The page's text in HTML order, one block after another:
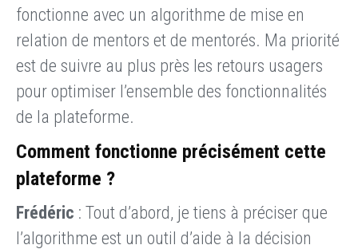
fonctionne avec un algorithme de mise en
relation de mentors et de mentorés. Ma priorité
est de suivre au plus près les retours usagers
pour optimiser l’ensemble des fonctionnalités
de la plateforme.
Comment fonctionne précisément cette
plateforme ?
Frédéric : Tout d’abord, je tiens à préciser que
l’algorithme est un outil d’aide à la décision